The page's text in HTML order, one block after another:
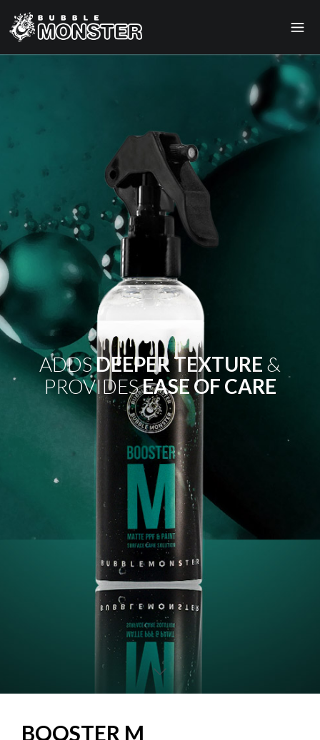
ADDSDEEPER TEXTURE &
PROVIDESEASE OF CARE
BOOSTER M